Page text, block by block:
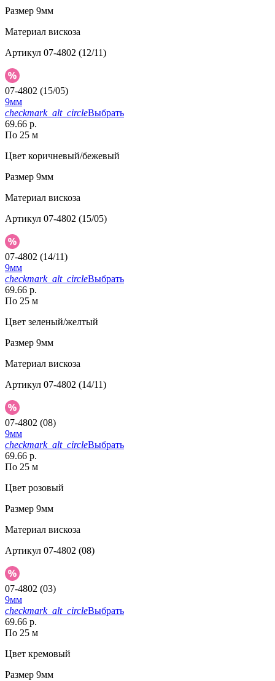
Размер 9мм
Материал вискоза
Артикул 07-4802 (12/11)
07-4802 (15/05)
9мм
checkmark_alt_circleВыбрать
69.66 р.
По 25 м
Цвет коричневый/бежевый
Размер 9мм
Материал вискоза
Артикул 07-4802 (15/05)
07-4802 (14/11)
9мм
checkmark_alt_circleВыбрать
69.66 р.
По 25 м
Цвет зеленый/желтый
Размер 9мм
Материал вискоза
Артикул 07-4802 (14/11)
07-4802 (08)
9мм
checkmark_alt_circleВыбрать
69.66 р.
По 25 м
Цвет розовый
Размер 9мм
Материал вискоза
Артикул 07-4802 (08)
07-4802 (03)
9мм
checkmark_alt_circleВыбрать
69.66 р.
По 25 м
Цвет кремовый
Размер 9мм